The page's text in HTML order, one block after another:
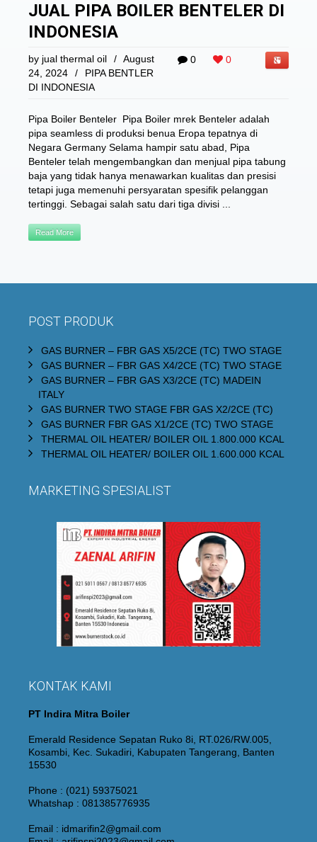
JUAL PIPA BOILER BENTELER DI
INDONESIA
0 0
by jual thermal oil / August
24, 2024
/
PIPA BENTLER
DI INDONESIA
Pipa Boiler Benteler Pipa Boiler mrek Benteler adalah
pipa seamless di produksi benua Eropa tepatnya di
Negara Germany Selama hampir satu abad, Pipa
Benteler telah mengembangkan dan menjual pipa tabung
baja yang tidak hanya menawarkan kualitas dan presisi
tetapi juga memenuhi persyaratan spesifik pelanggan
tertinggi. Sebagai salah satu dari tiga divisi ...
Read More
POST PRODUK
GAS BURNER – FBR GAS X5/2CE (TC) TWO STAGE
GAS BURNER – FBR GAS X4/2CE (TC) TWO STAGE
GAS BURNER – FBR GAS X3/2CE (TC) MADEIN
ITALY
GAS BURNER TWO STAGE FBR GAS X2/2CE (TC)
GAS BURNER FBR GAS X1/2CE (TC) TWO STAGE
THERMAL OIL HEATER/ BOILER OIL 1.800.000 KCAL
THERMAL OIL HEATER/ BOILER OIL 1.600.000 KCAL
MARKETING SPESIALIST
KONTAK KAMI
PT Indira Mitra Boiler
Emerald Residence Sepatan Ruko 8i, RT.026/RW.005,
Kosambi, Kec. Sukadiri, Kabupaten Tangerang, Banten
15530
Phone : (021) 59375021
Whatshap : 081385776935
Email : idmarifin2@gmail.com